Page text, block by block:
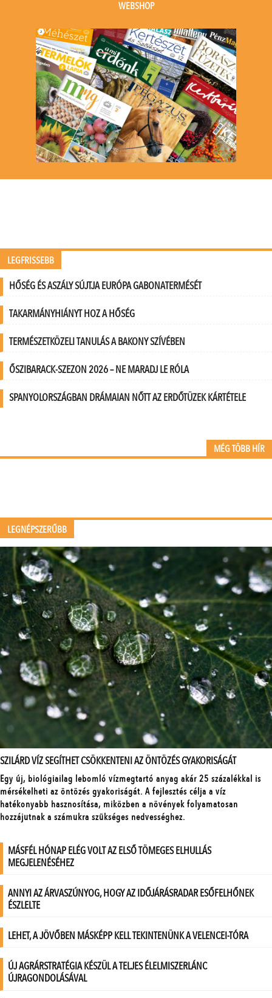
WEBSHOP
LEGFRISSEBB
HŐSÉG ÉS ASZÁLY SÚJTJA EURÓPA GABONATERMÉSÉT
TAKARMÁNYHIÁNYT HOZ A HŐSÉG
TERMÉSZETKÖZELI TANULÁS A BAKONY SZÍVÉBEN
ŐSZIBARACK-SZEZON 2026 – NE MARADJ LE RÓLA
SPANYOLORSZÁGBAN DRÁMAIAN NŐTT AZ ERDŐTÜZEK KÁRTÉTELE
MÉG TÖBB HÍR
LEGNÉPSZERŰBB